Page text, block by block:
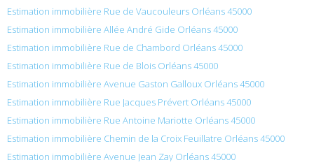
Estimation immobilière Rue de Vaucouleurs Orléans 45000
Estimation immobilière Allée André Gide Orléans 45000
Estimation immobilière Rue de Chambord Orléans 45000
Estimation immobilière Rue de Blois Orléans 45000
Estimation immobilière Avenue Gaston Galloux Orléans 45000
Estimation immobilière Rue Jacques Prévert Orléans 45000
Estimation immobilière Rue Antoine Mariotte Orléans 45000
Estimation immobilière Chemin de la Croix Feuillatre Orléans 45000
Estimation immobilière Avenue Jean Zay Orléans 45000